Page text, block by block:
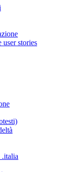
user stories
.italia